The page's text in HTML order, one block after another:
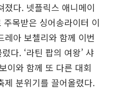
졌다. 넷플릭스 애니메이
주목받은 싱어송라이터 이
아 보첼리와 함께 이번
다. ‘라틴 팝의 여왕’ 샤
이와 함께 또 다른 대회
제 분위기를 끌어올렸다.